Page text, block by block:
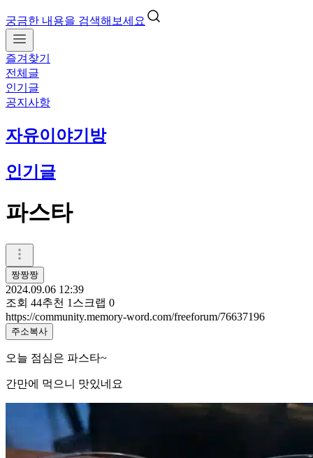
궁금한 내용을 검색해보세요
즐겨찾기
전체글
인기글
공지사항
자유이야기방
인기글
파스타
짱짱짱
2024.09.06 12:39
조회 44추천 1 스크랩 0
https://community.memory-word.com/freeforum/76637196
주소복사
오늘 점심은 파스타~
간만에 먹으니 맛있네요